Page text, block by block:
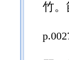
竹。